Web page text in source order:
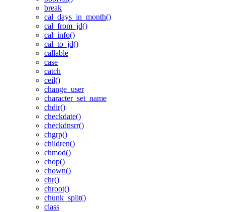
break
cal_days_in_month()
cal_from_jd()
cal_info()
cal_to_jd()
callable
case
catch
ceil()
change_user
character_set_name
chdir()
checkdate()
checkdnsrr()
chgrp()
children()
chmod()
chop()
chown()
chr()
chroot()
chunk_split()
class